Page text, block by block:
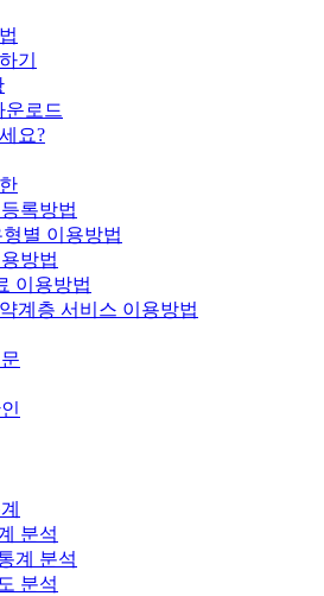
기
운로드
요?
록방법
별 이용방법
방법
이용방법
계층 서비스 이용방법
분석
계 분석
분석